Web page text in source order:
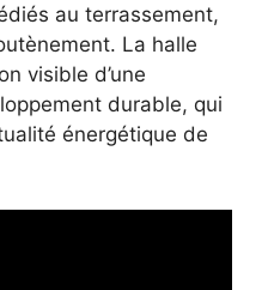
au terrassement,
La halle
visible d’une
durable, qui
énergétique de